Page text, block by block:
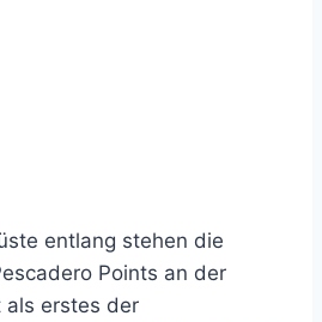
entlang stehen die
Points an der
als erstes der